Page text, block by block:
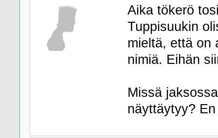
Aika tökerö
Tuppisuukin
mieltä, että on
nimiä. Eihän
Missä
näyttäytyy?